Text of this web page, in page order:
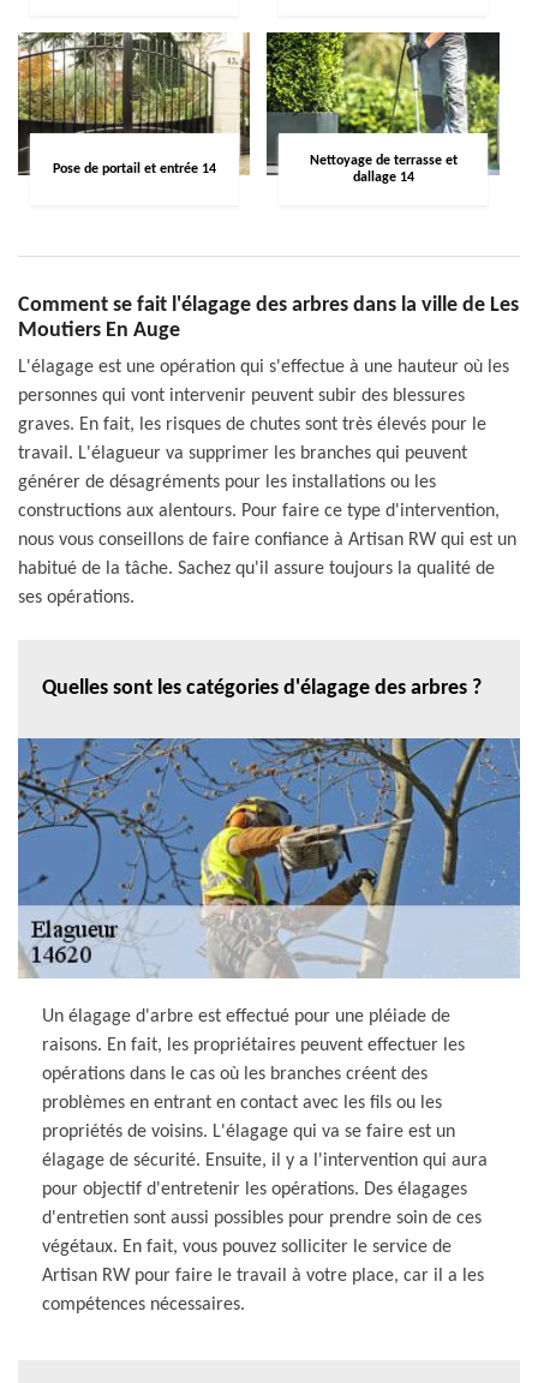
Pose de portail et entrée 14
Nettoyage de terrasse et
dallage 14
Comment se fait l'élagage des arbres dans la ville de Les
Moutiers En Auge
L'élagage est une opération qui s'effectue à une hauteur où les
personnes qui vont intervenir peuvent subir des blessures
graves. En fait, les risques de chutes sont très élevés pour le
travail. L'élagueur va supprimer les branches qui peuvent
générer de désagréments pour les installations ou les
constructions aux alentours. Pour faire ce type d'intervention,
nous vous conseillons de faire confiance à Artisan RW qui est un
habitué de la tâche. Sachez qu'il assure toujours la qualité de
ses opérations.
Quelles sont les catégories d'élagage des arbres ?
Un élagage d'arbre est effectué pour une pléiade de
raisons. En fait, les propriétaires peuvent effectuer les
opérations dans le cas où les branches créent des
problèmes en entrant en contact avec les fils ou les
propriétés de voisins. L'élagage qui va se faire est un
élagage de sécurité. Ensuite, il y a l'intervention qui aura
pour objectif d'entretenir les opérations. Des élagages
d'entretien sont aussi possibles pour prendre soin de ces
végétaux. En fait, vous pouvez solliciter le service de
Artisan RW pour faire le travail à votre place, car il a les
compétences nécessaires.